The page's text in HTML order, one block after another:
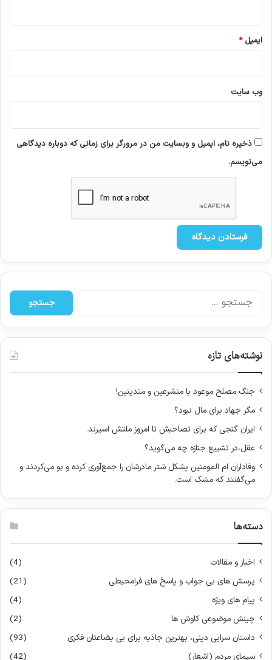
ایمیل*
وب‌ سایت
ذخیره نام، ایمیل و وبسایت من در مرورگر برای زمانی که دوباره دیدگاهی
می‌نویسم.
ج
س
ر
نوشته‌های تازه
جنگ مصلح موعود با متشرعین و متدینین!
مگر جهاد برای مال نبود؟
ایران گنجی که برای تصاحبش تا امروز ملتش اسیرند.
عقل،در تشییع جنازه چه می‌گوید؟
وفاداران ام المومنین پشکل شتر مادرشان را جمع‌آوری کرده و بو می‌کردند و
می‌گفتند که مشک است.
دسته‌ها
اخبار و مقالات
(4)
پرسش های بی جواب و پاسخ های فرامحیطی
(21)
پیام های ویژه
(4)
چینش موضوعی کاوش ها
(2)
داستان سرایی دینی، بهترین جاذبه برای بی بضاعتان فکری
(93)
سیمای مردم (اشعار)
(42)